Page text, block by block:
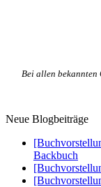
Bei allen
Neue Blogbeiträge
Backbuch